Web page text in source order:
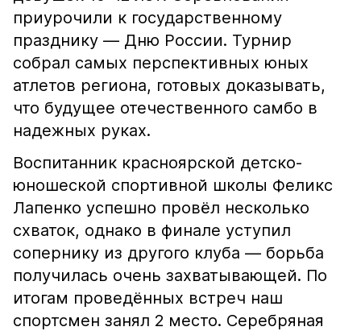
приурочили к государственному
празднику — Дню России. Турнир
собрал самых перспективных юных
атлетов региона, готовых доказывать,
что будущее отечественного самбо в
надежных руках.
Воспитанник красноярской детско-
юношеской спортивной школы Феликс
Лапенко успешно провёл несколько
схваток, однако в финале уступил
сопернику из другого клуба — борьба
получилась очень захватывающей. По
итогам проведённых встреч наш
спортсмен занял 2 место. Серебряная